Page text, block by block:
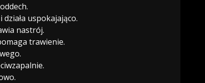
uspokajająco.
nastrój.
trawienie.